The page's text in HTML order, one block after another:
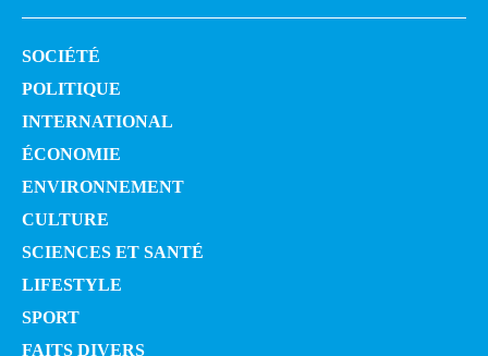
SOCIÉTÉ
POLITIQUE
INTERNATIONAL
ÉCONOMIE
ENVIRONNEMENT
CULTURE
SCIENCES ET SANTÉ
LIFESTYLE
SPORT
FAITS DIVERS